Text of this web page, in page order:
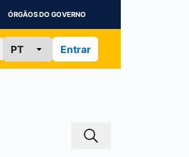
ÓRGÃOS DO GOVERNO
Entrar